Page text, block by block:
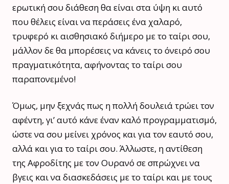
ερωτική σου διάθεση θα είναι στα ύψη κι αυτό
που θέλεις είναι να περάσεις ένα χαλαρό,
τρυφερό κι αισθησιακό διήμερο με το ταίρι σου,
μάλλον δε θα μπορέσεις να κάνεις το όνειρό σου
πραγματικότητα, αφήνοντας το ταίρι σου
παραπονεμένο!
Όμως, μην ξεχνάς πως η πολλή δουλειά τρώει τον
αφέντη, γι’ αυτό κάνε έναν καλό προγραμματισμό,
ώστε να σου μείνει χρόνος και για τον εαυτό σου,
αλλά και για το ταίρι σου. Άλλωστε, η αντίθεση
της Αφροδίτης με τον Ουρανό σε σπρώχνει να
βγεις και να διασκεδάσεις με το ταίρι και με τους